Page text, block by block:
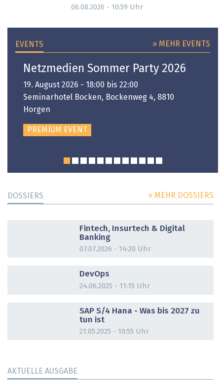
06.08.2026 - 10:59 Uhr
EVENTS » MEHR EVENTS
Netzmedien Sommer Party 2026
19. August 2026 - 18:00 bis 22:00
Seminarhotel Bocken, Bockenweg 4, 8810
Horgen
PREMIUM EVENT
DOSSIERS » MEHR DOSSIERS
Fintech, Insurtech & Digital
Banking
07.07.2026 - 14:20 Uhr
DevOps
24.06.2025 - 11:15 Uhr
SAP S/4 Hana - Was bis 2027 zu
tun ist
21.05.2025 - 10:55 Uhr
AKTUELLE AUSGABE